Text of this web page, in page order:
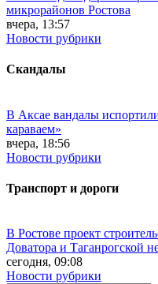
микрорайонов Ростова
вчера, 13:57
Новости рубрики
Скандалы
В Аксае вандалы
караваем»
вчера, 18:56
Новости рубрики
Транспорт и дороги
В Ростове проект
Доватора и Таганрогской
сегодня, 09:08
Новости рубрики